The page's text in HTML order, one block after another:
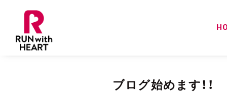
ブログ始めます！！